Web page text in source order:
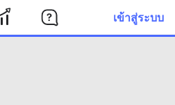
เข้าสู่ระบบ